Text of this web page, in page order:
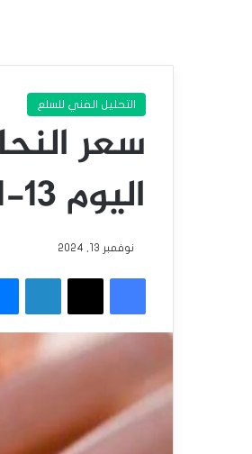
التحليل الفني للسلع
سعر
اليوم 13-11-2024
نوفمبر 13, 2024
فيسبوك
‫X